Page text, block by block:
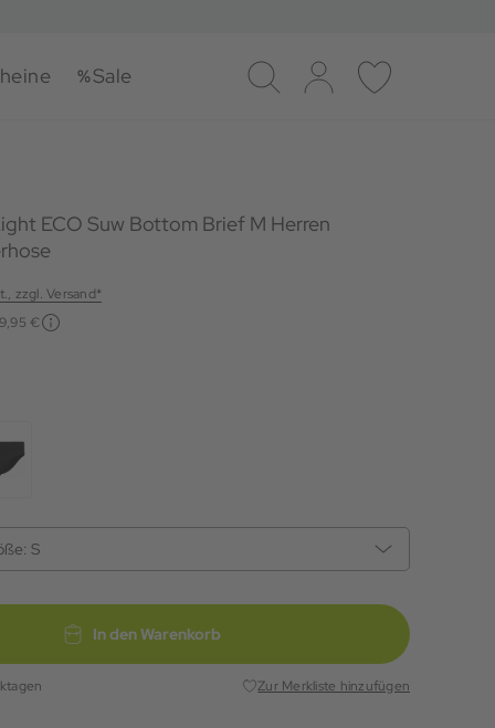
Sale
Suche Log-in Merkliste
ECO Suw Bottom Brief M Herren
zzgl. Versand*
€
S
In den Warenkorb
Zur Merkliste hinzufügen